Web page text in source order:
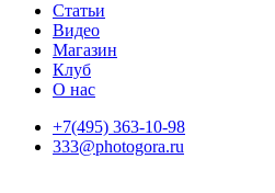
Статьи
Видео
Магазин
Клуб
О нас
+7(495) 363-10-98
333@photogora.ru